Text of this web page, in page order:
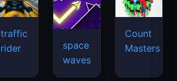
traffic
rider
space
waves
Count
Masters